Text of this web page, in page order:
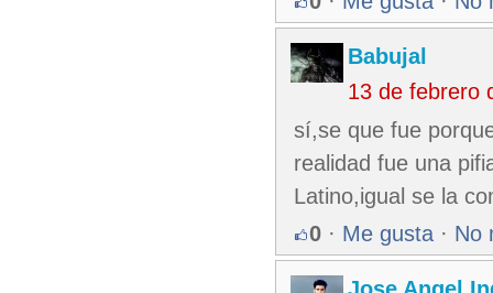
Babujal
13 de febrero
sí,se que fue
realidad fue una
Latino,igual se la
0 · Me gusta · No